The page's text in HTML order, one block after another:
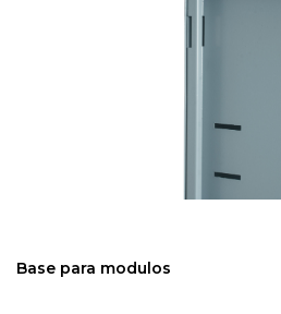
Base para modulos